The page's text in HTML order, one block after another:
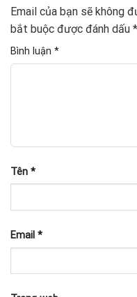
Email của bạn sẽ không
bắt buộc được đánh dấu *
Bình luận *
Tên *
Email *